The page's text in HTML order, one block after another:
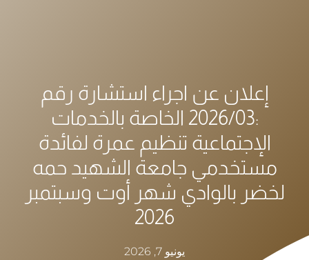
إعلان عن اجراء استشارة رقم
:2026/03 الخاصة بالخدمات
الإجتماعية تنظيم عمرة لفائدة
مستخدمي جامعة الشهيد حمه
لخضر بالوادي شهر أوت وسبتمبر
2026
يونيو 7, 2026